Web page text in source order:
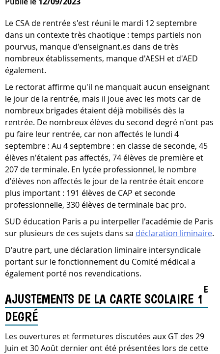
Le CSA de rentrée s'est réuni le mardi 12 septembre
dans un contexte très chaotique : temps partiels non
pourvus, manque d'enseignant.es dans de très
nombreux établissements, manque d'AESH et d'AED
également.
Le rectorat affirme qu'il ne manquait aucun enseignant
le jour de la rentrée, mais il joue avec les mots car de
nombreux brigades étaient déjà mobilisés dès la
rentrée. De nombreux élèves du second degré n'ont pas
pu faire leur rentrée, car non affectés le lundi 4
septembre : Au 4 septembre : en classe de seconde, 45
élèves n'étaient pas affectés, 74 élèves de première et
207 de terminale. En lycée professionnel, le nombre
d'élèves non affectés le jour de la rentrée était encore
plus important : 191 élèves de CAP et seconde
professionnelle, 330 élèves de terminale bac pro.
SUD éducation Paris a pu interpeller l'académie de Paris
sur plusieurs de ces sujets dans sa déclaration liminaire.
D'autre part, une déclaration liminaire intersyndicale
portant sur le fonctionnement du Comité médical a
également porté nos revendications.
AJUSTEMENTS DE LA CARTE SCOLAIRE 1
E
DEGRÉ
Les ouvertures et fermetures discutées aux GT des 29
Juin et 30 Août dernier ont été présentées lors de cette